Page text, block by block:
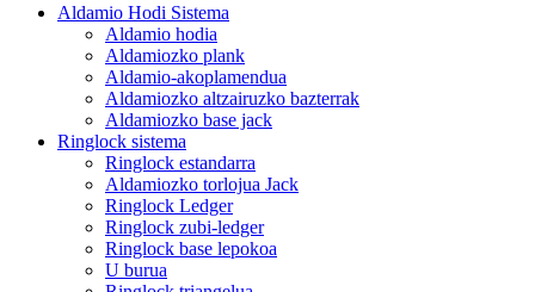
Aldamio Hodi Sistema
Aldamio hodia
Aldamiozko plank
Aldamio-akoplamendua
Aldamiozko altzairuzko bazterrak
Aldamiozko base jack
Ringlock sistema
Ringlock estandarra
Aldamiozko torlojua Jack
Ringlock Ledger
Ringlock zubi-ledger
Ringlock base lepokoa
U burua